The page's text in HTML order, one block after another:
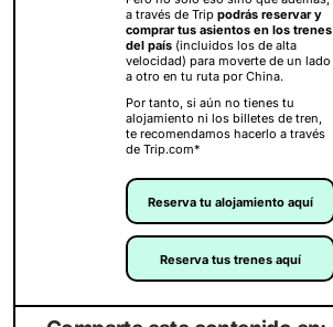
a través de Trip podrás reservar y
comprar tus asientos en los trenes
del país (incluidos los de alta
velocidad) para moverte de un lado
a otro en tu ruta por China.
Por tanto, si aún no tienes tu
alojamiento ni los billetes de tren,
te recomendamos hacerlo a través
de Trip.com*
Reserva tu alojamiento aquí
Reserva tus trenes aquí